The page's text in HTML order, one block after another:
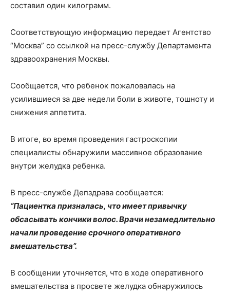
составил один килограмм.
Соответствующую информацию передает Агентство
“Москва” со ссылкой на пресс-службу Департамента
здравоохранения Москвы.
Сообщается, что ребенок пожаловалась на
усилившиеся за две недели боли в животе, тошноту и
снижения аппетита.
В итоге, во время проведения гастроскопии
специалисты обнаружили массивное образование
внутри желудка ребенка.
В пресс-службе Депздрава сообщается:
“Пациентка призналась, что имеет привычку
обсасывать кончики волос. Врачи незамедлительно
начали проведение срочного оперативного
вмешательства”.
В сообщении уточняется, что в ходе оперативного
вмешательства в просвете желудка обнаружилось